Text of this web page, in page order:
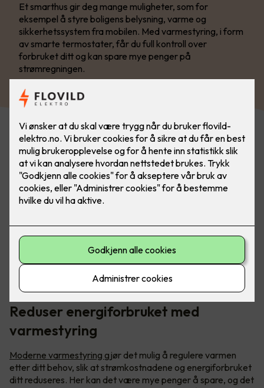
Et smarthus gir deg mange muligheter, som for
eksempel å styre boligens belysning, varme og
sikkerhetssystem fra mobilen. Med varmestyring, i form
av smarte termostater, får du full kontroll over
forbruket ditt og kan spare mye penger på
strømregningen.
Smart varmestyring gir deg full kontroll på
energiforbruket ditt i hele boligen. Dette kan du enkelt
styre fra et veggpanel.
Reduser energiforbruket med
varmestyring
Moderne varmestyring gjør det mulig å regulere varmen
etter ditt behov, slik at strømkostnadene og energiforbruket
ditt reduseres. Her kan det være mye penger å spare, og det